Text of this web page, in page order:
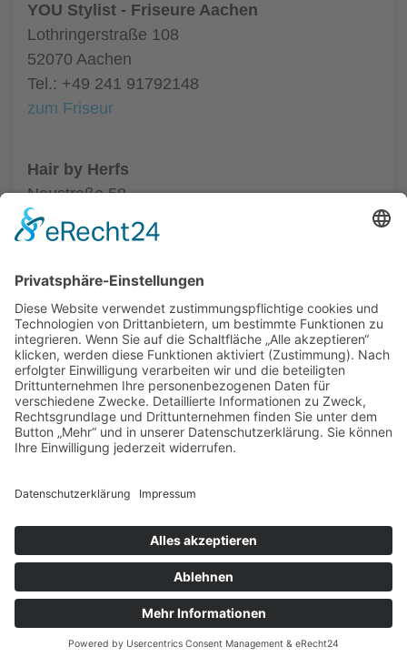
YOU Stylist - Friseure Aachen
Lothringerstraße 108
52070 Aachen
Tel.: +49 241 91792148
zum Friseur
Hair by Herfs
Neustraße 58
52066 Aachen
Tel.: +49 241 63342
ALLGEMEIN
FRISEURE
FRISEURE
FRISEURE
© Copyright Mein-Friseur.net 2026